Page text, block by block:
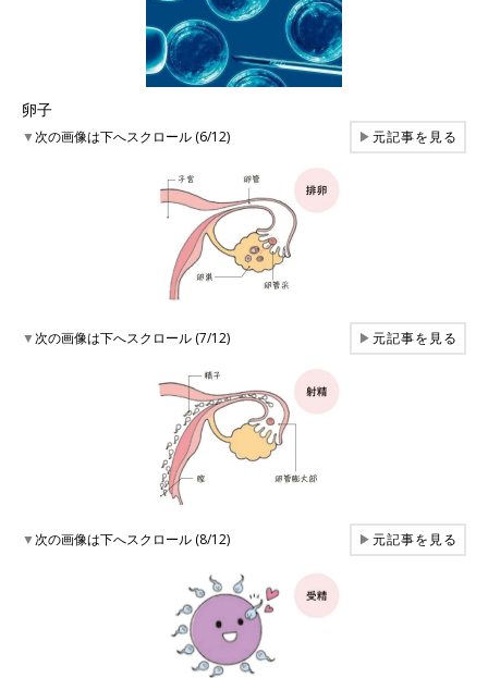
卵子
▼次の画像は下へスクロール (6/12) ▶元記事を見る
▼次の画像は下へスクロール (7/12) ▶元記事を見る
▼次の画像は下へスクロール (8/12) ▶元記事を見る